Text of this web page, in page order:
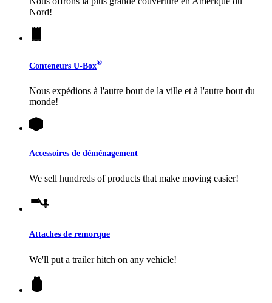
Nord!
Conteneurs U-Box®
Nous expédions à l'autre bout de la ville et à l'autre bout du
monde!
Accessoires de déménagement
We sell hundreds of products that make moving easier!
Attaches de remorque
We'll put a trailer hitch on any vehicle!